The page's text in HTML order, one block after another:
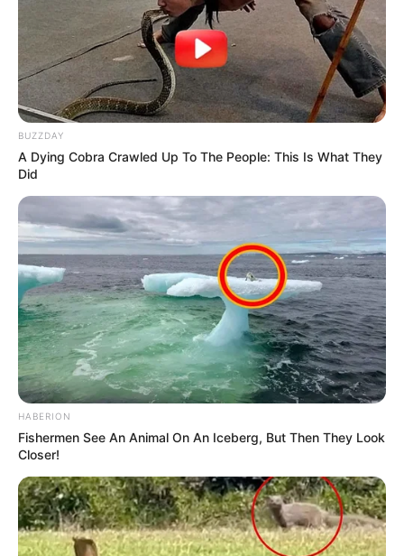
BUZZDAY
A Dying Cobra Crawled Up To The People: This Is What They
Did
HABERION
Fishermen See An Animal On An Iceberg, But Then They Look
Closer!